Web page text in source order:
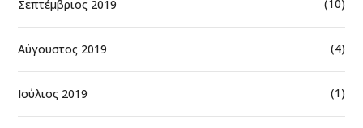
Σεπτέμβριος 2019 (10)
Αύγουστος 2019 (4)
Ιούλιος 2019 (1)